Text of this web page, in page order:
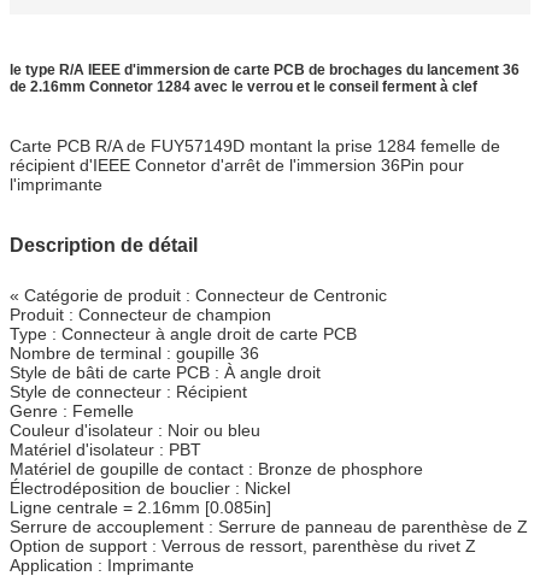
le type R/A IEEE d'immersion de carte PCB de brochages du lancement 36
de 2.16mm Connetor 1284 avec le verrou et le conseil ferment à clef
Carte PCB R/A de FUY57149D montant la prise 1284 femelle de
récipient d'IEEE Connetor d'arrêt de l'immersion 36Pin pour
l'imprimante
Description de détail
« Catégorie de produit : Connecteur de Centronic
Produit : Connecteur de champion
Type : Connecteur à angle droit de carte PCB
Nombre de terminal : goupille 36
Style de bâti de carte PCB : À angle droit
Style de connecteur : Récipient
Genre : Femelle
Couleur d'isolateur : Noir ou bleu
Matériel d'isolateur : PBT
Matériel de goupille de contact : Bronze de phosphore
Électrodéposition de bouclier : Nickel
Ligne centrale = 2.16mm [0.085in]
Serrure de accouplement : Serrure de panneau de parenthèse de Z
Option de support : Verrous de ressort, parenthèse du rivet Z
Application : Imprimante